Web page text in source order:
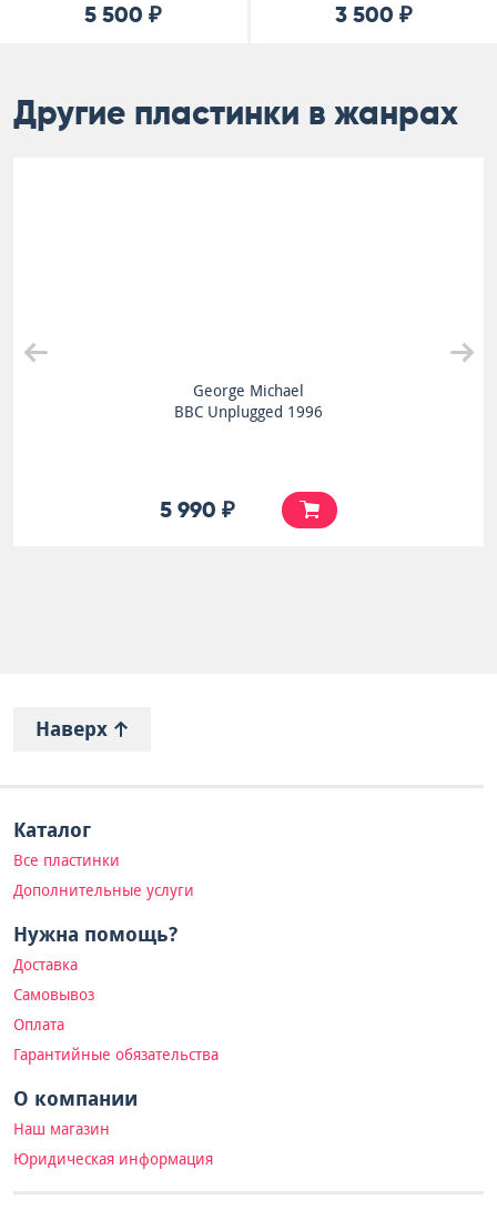
5 500 ₽ 3 500 ₽
Другие пластинки в жанрах
George Michael
BBC Unplugged 1996
5 990 ₽
Наверх
Каталог
Все пластинки
Дополнительные услуги
Нужна помощь?
Доставка
Самовывоз
Оплата
Гарантийные обязательства
О компании
Наш магазин
Юридическая информация